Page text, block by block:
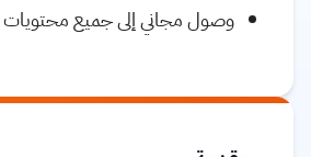
وصول مجاني إلى جميع محتويات